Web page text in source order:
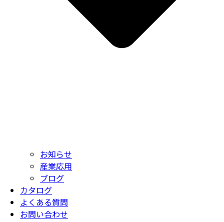
お知らせ
産業応用
ブログ
カタログ
よくある質問
お問い合わせ